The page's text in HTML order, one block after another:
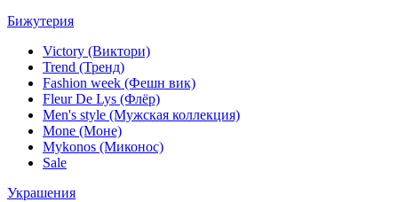
Бижутерия
Victory (Виктори)
Trend (Тренд)
Fashion week (Фешн вик)
Fleur De Lys (Флёр)
Men's style (Мужская коллекция)
Mone (Моне)
Mykonos (Миконос)
Sale
Украшения